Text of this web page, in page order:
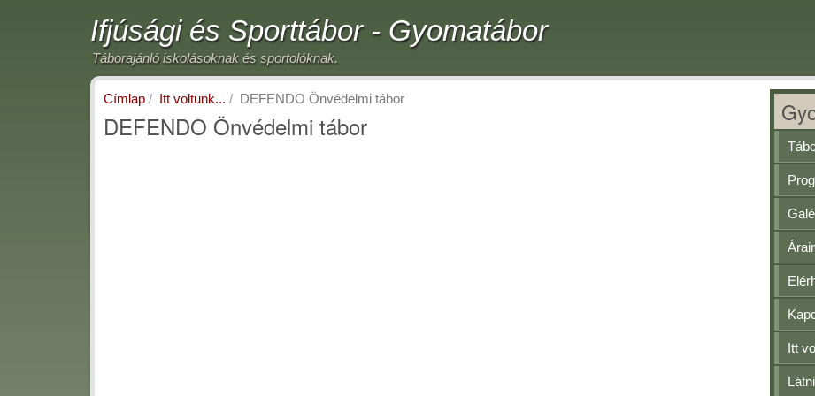
Ifjúsági és Sporttábor - Gyomatábor
Táborajánló iskolásoknak és sportolóknak.
Címlap Itt voltunk... DEFENDO Önvédelmi tábor
DEFENDO Önvédelmi tábor
Itt